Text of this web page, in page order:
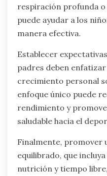
respiración profunda o
puede ayudar a los
manera efectiva.
Establecer
padres deben
crecimiento personal
enfoque único puede
rendimiento y
saludable hacia el
Finalmente, promover
equilibrado, que
nutrición y tiempo